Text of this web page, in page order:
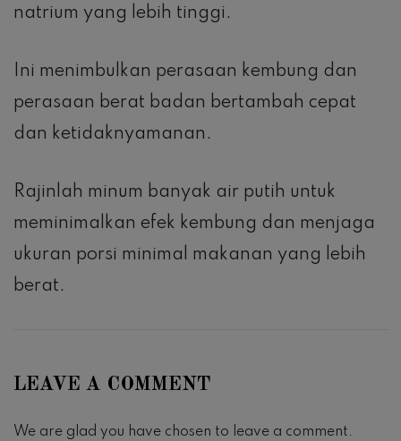
natrium yang lebih tinggi.
Ini menimbulkan perasaan kembung dan
perasaan berat badan bertambah cepat
dan ketidaknyamanan.
Rajinlah minum banyak air putih untuk
meminimalkan efek kembung dan menjaga
ukuran porsi minimal makanan yang lebih
berat.
LEAVE A COMMENT
We are glad you have chosen to leave a comment.